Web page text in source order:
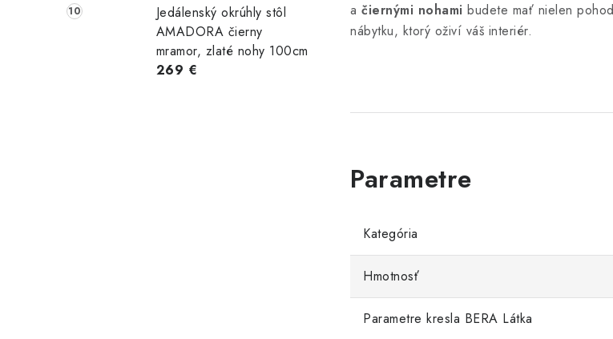
Jedálenský okrúhly stôl
AMADORA čierny
mramor, zlaté nohy 100cm
269 €
a čiernými nohami budete mať nielen
nábytku, ktorý oživí váš interiér.
Kategória
Hmotnosť
Parametre kresla BERA Látka